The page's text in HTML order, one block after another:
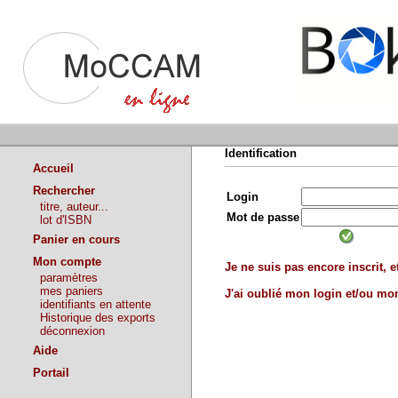
Accueil
Rechercher
titre, auteur...
lot d'ISBN
Panier en cours
Mon compte
paramètres
mes paniers
identifiants en attente
Historique des exports
déconnexion
Aide
Portail
Identification
Login
Mot de passe
Je ne suis pas encore inscrit,
J'ai oublié mon login et/ou